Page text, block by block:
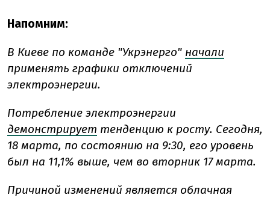
Напомним:
В Киеве по команде "Укрэнерго" начали
применять графики отключений
электроэнергии.
Потребление электроэнергии
демонстрирует тенденцию к росту. Сегодня,
18 марта, по состоянию на 9:30, его уровень
был на 11,1% выше, чем во вторник 17 марта.
Причиной изменений является облачная